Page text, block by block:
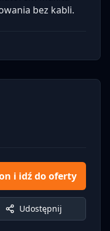
bez kabli.
i idź do oferty
Udostępnij